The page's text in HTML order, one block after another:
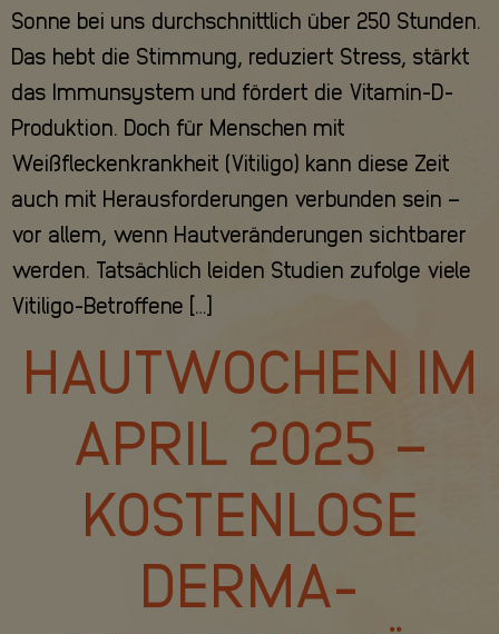
Sonne bei uns durchschnittlich über 250 Stunden.
Das hebt die Stimmung, reduziert Stress, stärkt
das Immunsystem und fördert die Vitamin-D-
Produktion. Doch für Menschen mit
Weißfleckenkrankheit (Vitiligo) kann diese Zeit
auch mit Herausforderungen verbunden sein –
vor allem, wenn Hautveränderungen sichtbarer
werden. Tatsächlich leiden Studien zufolge viele
Vitiligo-Betroffene […]
HAUTWOCHEN IM
APRIL 2025 –
KOSTENLOSE
DERMA-